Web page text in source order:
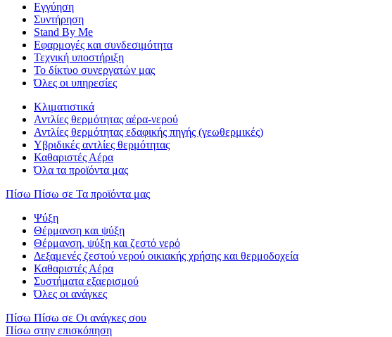
Εγγύηση
Συντήρηση
Stand By Me
Εφαρμογές και συνδεσιμότητα
Τεχνική υποστήριξη
Το δίκτυο συνεργατών μας
Όλες οι υπηρεσίες
Κλιματιστικά
Αντλίες θερμότητας αέρα-νερού
Αντλίες θερμότητας εδαφικής πηγής (γεωθερμικές)
Υβριδικές αντλίες θερμότητας
Καθαριστές Αέρα
Όλα τα προϊόντα μας
Πίσω Πίσω σε Τα προϊόντα μας
Ψύξη
Θέρμανση και ψύξη
Θέρμανση, ψύξη και ζεστό νερό
Δεξαμενές ζεστού νερού οικιακής χρήσης και θερμοδοχεία
Καθαριστές Αέρα
Συστήματα εξαερισμού
Όλες οι ανάγκες
Πίσω Πίσω σε Οι ανάγκες σου
Πίσω στην επισκόπηση